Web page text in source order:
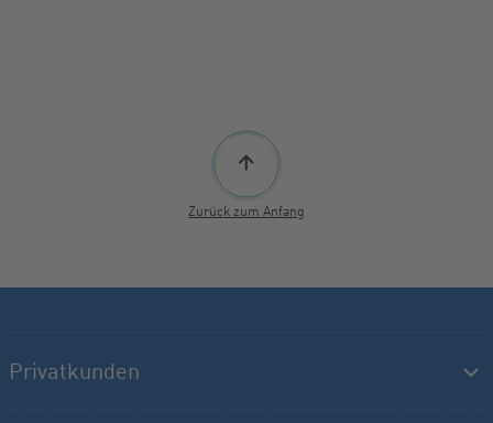
Zurück zum Anfang
Privatkunden